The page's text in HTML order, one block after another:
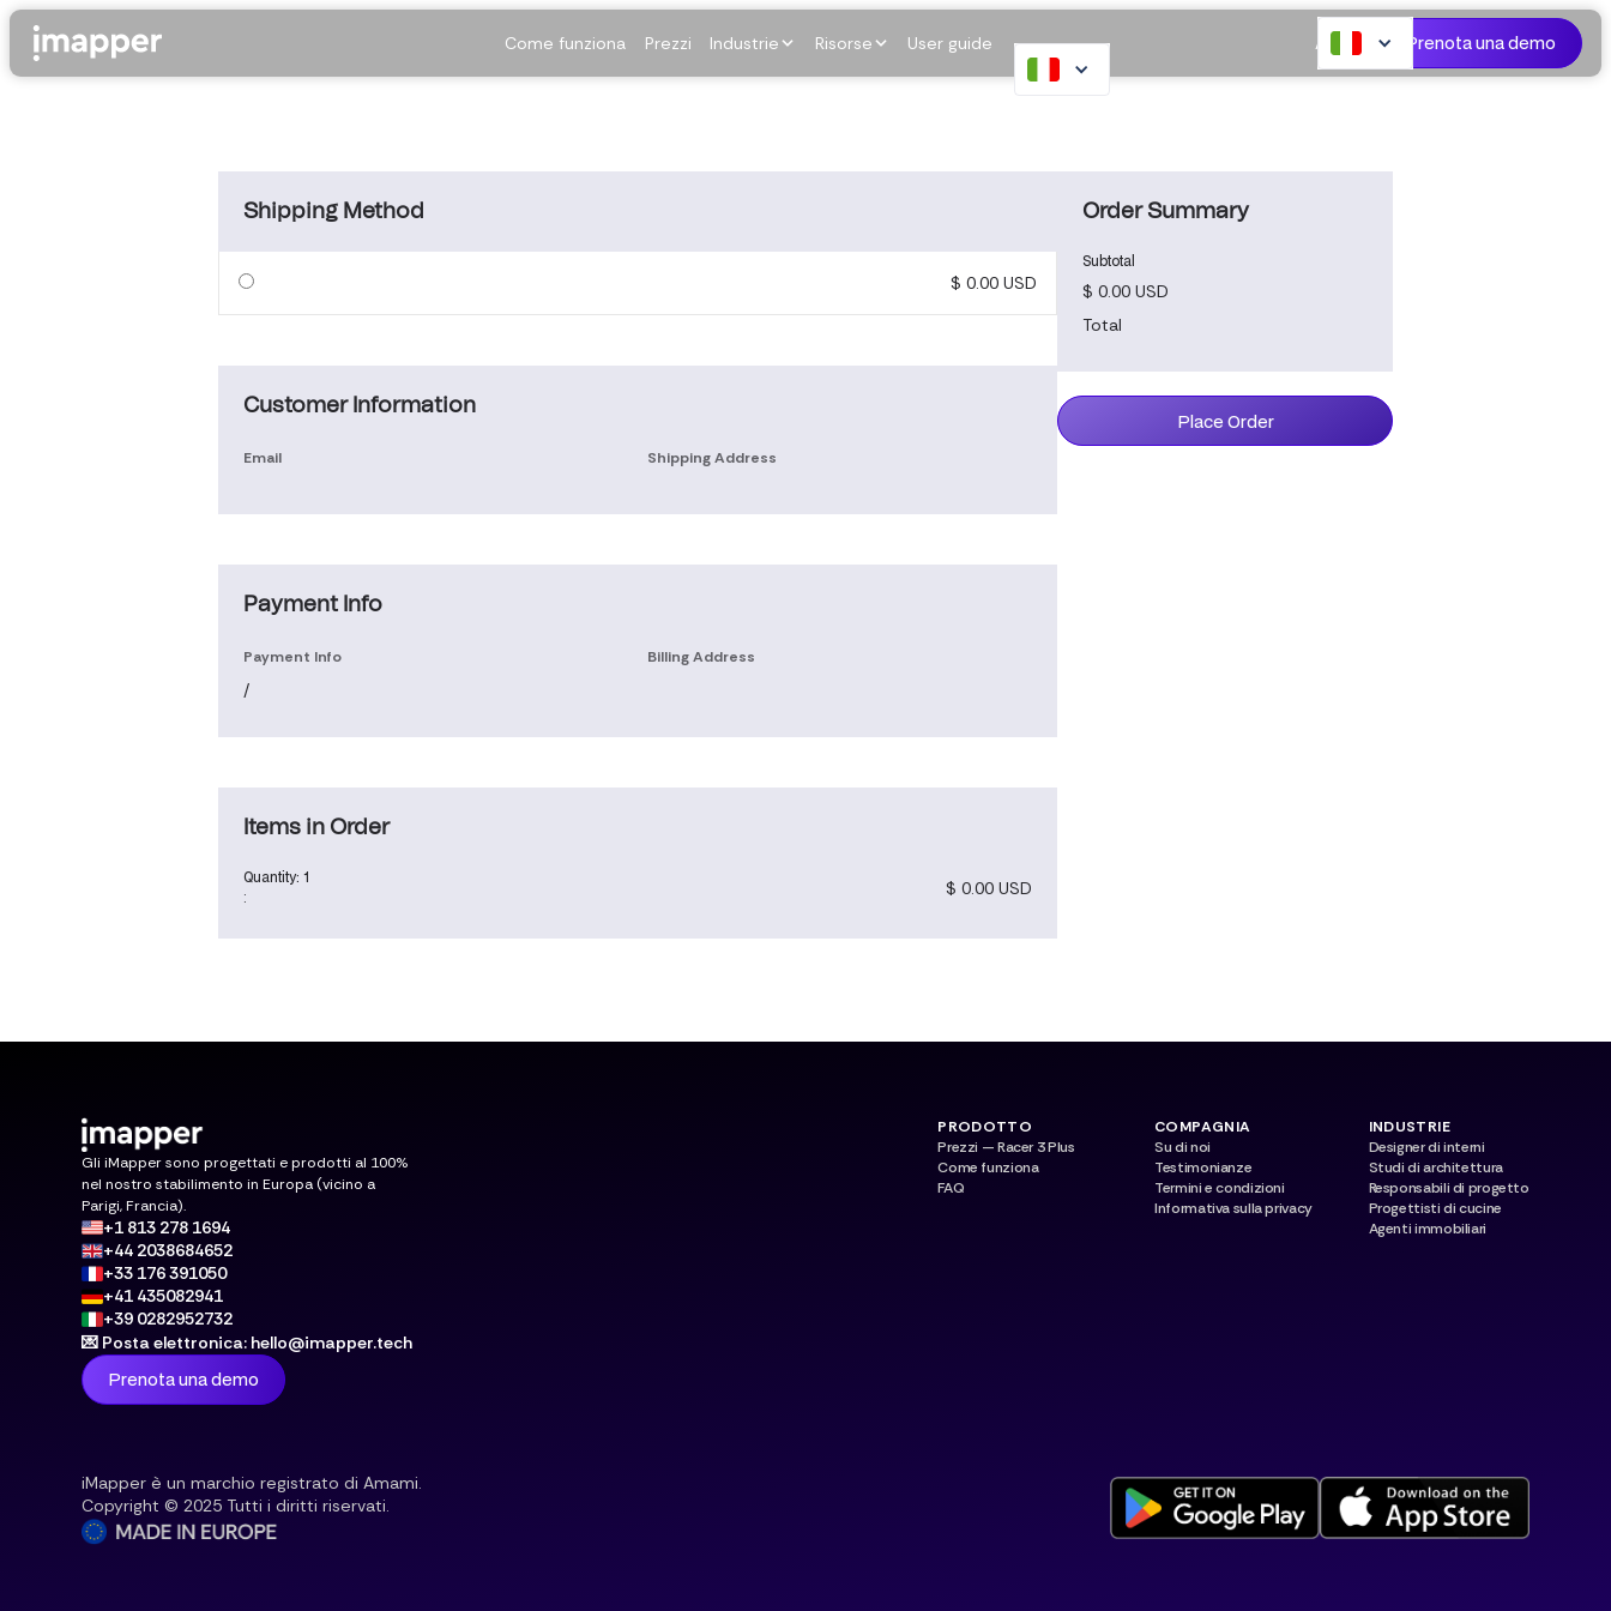
Come funziona Prezzi Industrie Risorse User guide Accedi Prenota una demo
Shipping Method
$ 0.00 USD
Customer Information
Email Shipping Address
Payment Info
Payment Info
/
Billing Address
Items in Order
1
: $ 0.00 USD
Order Summary
Subtotal
$ 0.00 USD
Total
Place Order
Gli iMapper sono progettati e prodotti al 100%
nel nostro stabilimento in Europa (vicino a
Parigi, Francia).
+1 813 278 1694
+44 2038684652
+33 176 391050
+41 435082941
+39 0282952732
💌 Posta elettronica: hello@imapper.tech
Prenota una demo
PRODOTTO
Prezzi — Racer 3 Plus
Come funziona
FAQ
COMPAGNIA
Su di noi
Testimonianze
Termini e condizioni
Informativa sulla privacy
INDUSTRIE
Designer di interni
Studi di architettura
Responsabili di progetto
Progettisti di cucine
Agenti immobiliari
iMapper è un marchio registrato di Amami.
Copyright © 2025 Tutti i diritti riservati.